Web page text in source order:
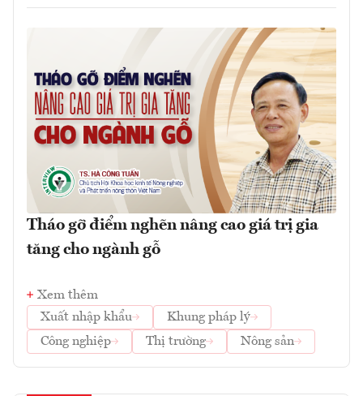
Tháo gỡ điểm nghẽn nâng cao giá trị gia
tăng cho ngành gỗ
Xem thêm
Xuất nhập khẩu
Khung pháp lý
Công nghiệp
Thị trường Nông sản